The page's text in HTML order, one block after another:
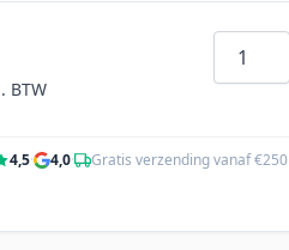
BTW
Aantal
4,5· 4,0· Gratis verzending vanaf €250